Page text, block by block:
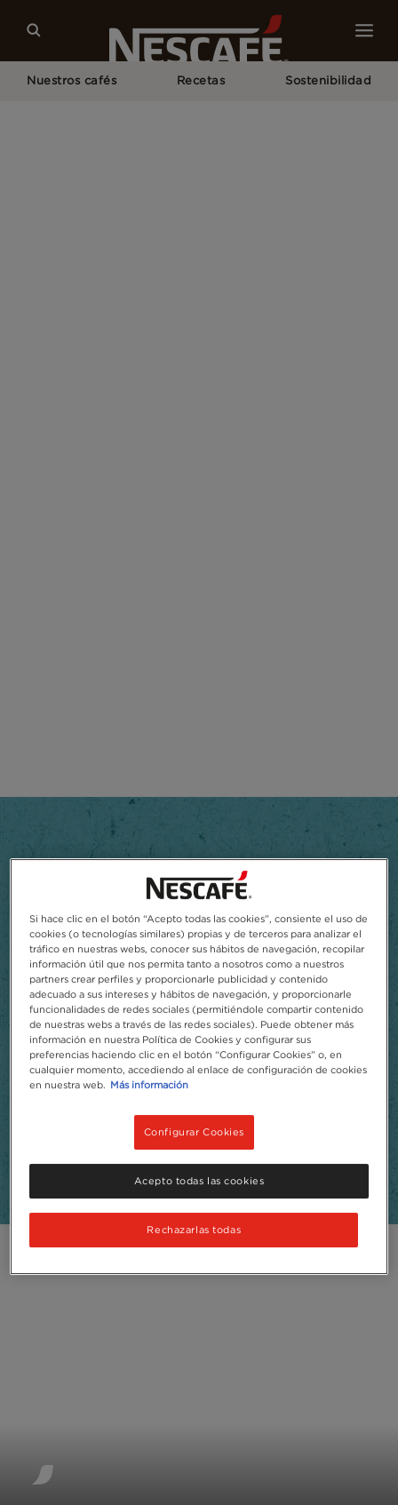
Nuestros cafés Recetas Sostenibilidad
El café frío nunca estuvo
tan de moda
Te traemos una nueva forma de disfrutar el café
frío: refrescante, sencilla y con mucho estilo. Con
NESCAFÉ® te abre las puertas a un mundo por
descubrir. Encuentra tu estilo. A tu manera,
cualquier día.
Si hace clic en el botón “Acepto todas las cookies”, consiente el uso de
cookies (o tecnologías similares) propias y de terceros para analizar el
tráfico en nuestras webs, conocer sus hábitos de navegación, recopilar
información útil que nos permita tanto a nosotros como a nuestros
partners crear perfiles y proporcionarle publicidad y contenido
adecuado a sus intereses y hábitos de navegación, y proporcionarle
funcionalidades de redes sociales (permitiéndole compartir contenido
de nuestras webs a través de las redes sociales). Puede obtener más
información en nuestra Política de Cookies y configurar sus
preferencias haciendo clic en el botón “Configurar Cookies” o, en
cualquier momento, accediendo al enlace de configuración de cookies
en nuestra web. Más información
Configurar Cookies
Rechazarlas todas
Acepto todas las cookies